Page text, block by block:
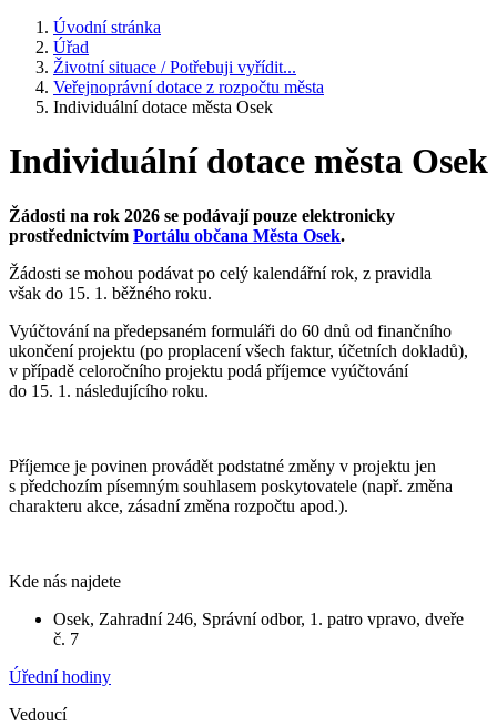
Úvodní stránka
Úřad
Životní situace / Potřebuji vyřídit...
Veřejnoprávní dotace z rozpočtu města
Individuální dotace města Osek
Individuální dotace města Osek
Žádosti na rok 2026 se podávají pouze elektronicky
prostřednictvím Portálu občana Města Osek.
Žádosti se mohou podávat po celý kalendářní rok, z pravidla
však do 15. 1. běžného roku.
Vyúčtování na předepsaném formuláři do 60 dnů od finančního
ukončení projektu (po proplacení všech faktur, účetních dokladů),
v případě celoročního projektu podá příjemce vyúčtování
do 15. 1. následujícího roku.
Příjemce je povinen provádět podstatné změny v projektu jen
s předchozím písemným souhlasem poskytovatele (např. změna
charakteru akce, zásadní změna rozpočtu apod.).
Kde nás najdete
Osek, Zahradní 246, Správní odbor, 1. patro vpravo, dveře
č. 7
Úřední hodiny
Vedoucí